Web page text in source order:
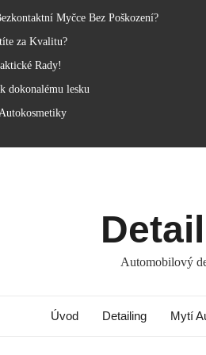
Myčce Bez Poškození?
za Kvalitu?
Rady!
dokonalému lesku
Automobilový
Úvod Detailing Mytí